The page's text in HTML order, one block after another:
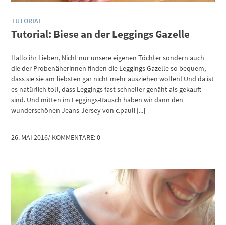
TUTORIAL
Tutorial: Biese an der Leggings Gazelle
Hallo ihr Lieben, Nicht nur unsere eigenen Töchter sondern auch
die der Probenäherinnen finden die Leggings Gazelle so bequem,
dass sie sie am liebsten gar nicht mehr ausziehen wollen! Und da ist
es natürlich toll, dass Leggings fast schneller genäht als gekauft
sind. Und mitten im Leggings-Rausch haben wir dann den
wunderschönen Jeans-Jersey von c.pauli [...]
26. MAI 2016/ KOMMENTARE: 0